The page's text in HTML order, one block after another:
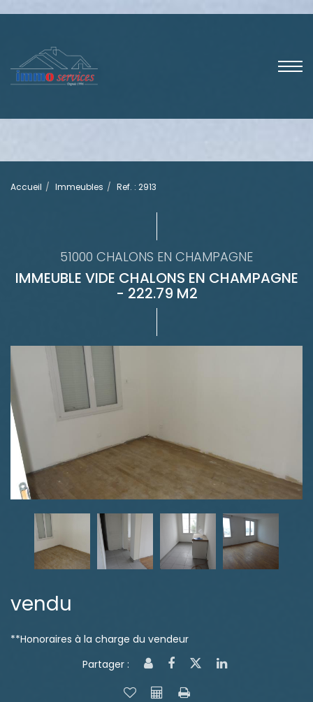
Accueil Immeubles Ref. : 2913
51000 CHALONS EN CHAMPAGNE
IMMEUBLE VIDE CHALONS EN CHAMPAGNE
- 222.79 M2
vendu
**Honoraires à la charge du vendeur
Partager :